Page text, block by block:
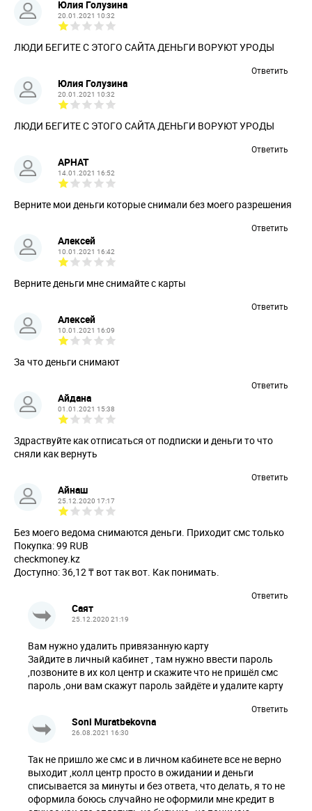
Юлия Голузина
20.01.2021 10:32
ЛЮДИ БЕГИТЕ С ЭТОГО САЙТА ДЕНЬГИ ВОРУЮТ УРОДЫ
Ответить
Юлия Голузина
20.01.2021 10:32
ЛЮДИ БЕГИТЕ С ЭТОГО САЙТА ДЕНЬГИ ВОРУЮТ УРОДЫ
Ответить
АРНАТ
14.01.2021 16:52
Верните мои деньги которые снимали без моего разрешения
Ответить
Алексей
10.01.2021 16:42
Верните деньги мне снимайте с карты
Ответить
Алексей
10.01.2021 16:09
За что деньги снимают
Ответить
Айдана
01.01.2021 15:38
Здраствуйте как отписаться от подписки и деньги то что
сняли как вернуть
Ответить
Айнаш
25.12.2020 17:17
Без моего ведома снимаются деньги. Приходит смс только
Покупка: 99 RUB
checkmoney.kz
Доступно: 36,12 ₸ вот так вот. Как понимать.
Ответить
Саят
25.12.2020 21:19
Вам нужно удалить привязанную карту
Зайдите в личный кабинет , там нужно ввести пароль
,позвоните в их кол центр и скажите что не пришёл смс
пароль ,они вам скажут пароль зайдёте и удалите карту
Ответить
Soni Muratbekovna
26.08.2021 16:30
Так не пришло же смс и в личном кабинете все не верно
выходит ,колл центр просто в ожидании и деньги
списывается за минуты и без ответа, что делать, я то не
оформила боюсь случайно не оформили мне кредит в